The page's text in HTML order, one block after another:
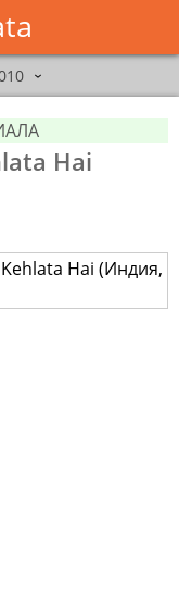
›
Hai